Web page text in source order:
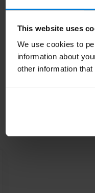
This website uses
We use cookies to
information about
other information